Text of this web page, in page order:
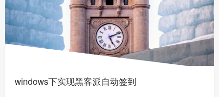
windows下实现黑客派自动签到